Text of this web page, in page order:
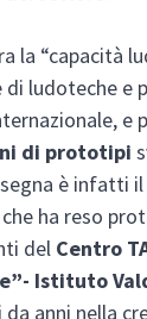
la “capacità
di ludoteche e
e
di prototipi
è infatti
ha reso
del Centro
Istituto
anni nella